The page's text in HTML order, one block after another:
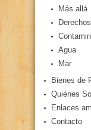
Más allá
Agua
Mar
Bienes de
Quiénes
Enlaces
Contacto